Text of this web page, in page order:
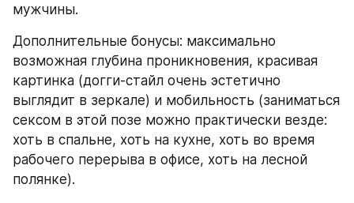
мужчины.
Дополнительные бонусы: максимально
возможная глубина проникновения, красивая
картинка (догги-стайл очень эстетично
выглядит в зеркале) и мобильность (заниматься
сексом в этой позе можно практически везде:
хоть в спальне, хоть на кухне, хоть во время
рабочего перерыва в офисе, хоть на лесной
полянке).